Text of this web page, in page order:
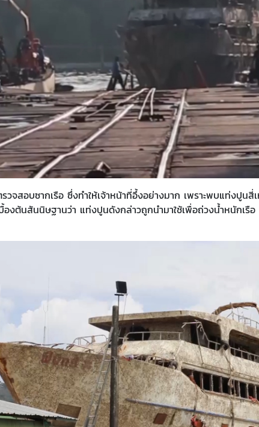
รวจสอบซากเรือ ซึ่งทำให้เจ้าหน้าที่อึ้งอย่างมาก เพราะพบแท่งปูน
งต้นสันนิษฐานว่า แท่งปูนดังกล่าวถูกนำมาใช้เพื่อถ่วงน้ำหนักเรือ